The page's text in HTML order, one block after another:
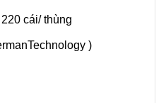
cái/ thùng
)